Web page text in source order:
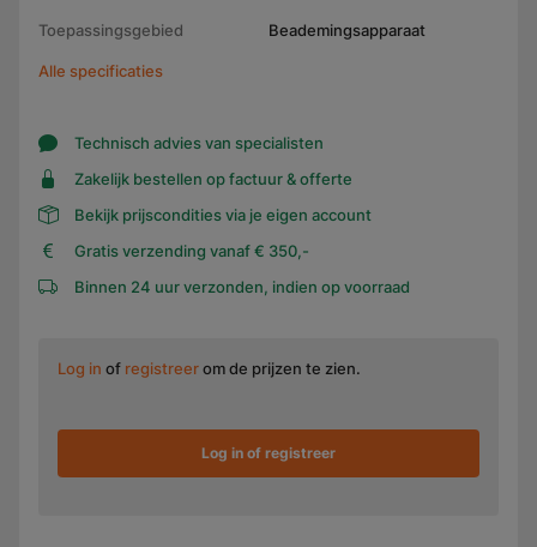
Toepassingsgebied Beademingsapparaat
Alle specificaties
Technisch advies van specialisten
Zakelijk bestellen op factuur & offerte
Bekijk prijscondities via je eigen account
Gratis verzending vanaf € 350,-
Binnen 24 uur verzonden, indien op voorraad
Log in of registreerom de prijzen te zien.
Log in of registreer